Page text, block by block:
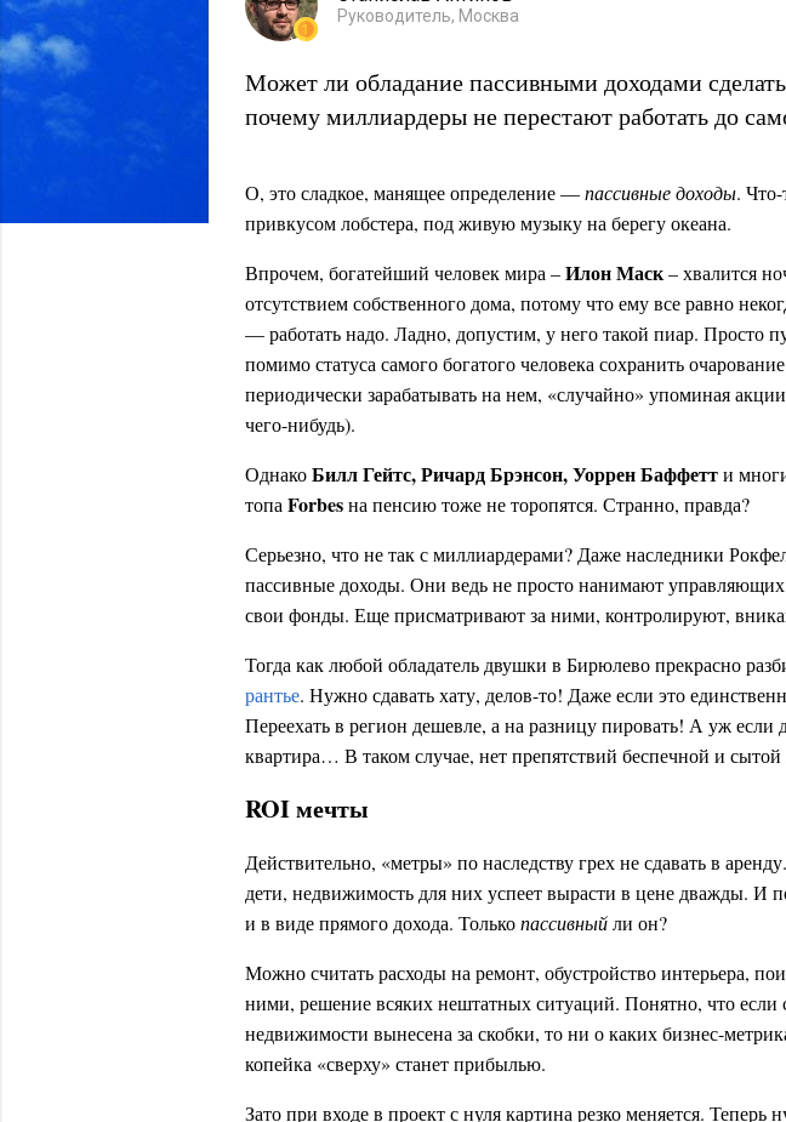
Руководитель, Москва
Может ли обладание пассивными доходами
почему миллиардеры не перестают работать до
О, это сладкое, манящее определение —пассивные доходы.
привкусом лобстера, под живую музыку на берегу океана.
Впрочем, богатейший человек мира –Илон Маск– хвалится
отсутствием собственного дома, потому что ему все равно
— работать надо. Ладно, допустим, у него такой пиар. Просто
помимо статуса самого богатого человека сохранить
периодически зарабатывать на нем, «случайно» упоминая
чего-нибудь).
ОднакоБилл Гейтс, Ричард Брэнсон, Уоррен Баффетти
топа Forbesна пенсию тоже не торопятся. Странно, правда?
Серьезно, что не так с миллиардерами? Даже наследники
пассивные доходы. Они ведь не просто нанимают
свои фонды. Еще присматривают за ними, контролируют,
Тогда как любой обладатель двушки в Бирюлево прекрасно
рантье. Нужно сдавать хату, делов-то! Даже если это
Переехать в регион дешевле, а на разницу пировать! А уж если
квартира… В таком случае, нет препятствий беспечной и
ROI мечты
Действительно, «метры» по наследству грех не сдавать в
дети, недвижимость для них успеет вырасти в цене дважды. И
и в виде прямого дохода. Толькопассивныйли он?
Можно считать расходы на ремонт, обустройство интерьера,
ними, решение всяких нештатных ситуаций. Понятно, что если
недвижимости вынесена за скобки, то ни о каких бизнес-
копейка «сверху» станет прибылью.
Зато при входе в проект с нуля картина резко меняется. Теперь